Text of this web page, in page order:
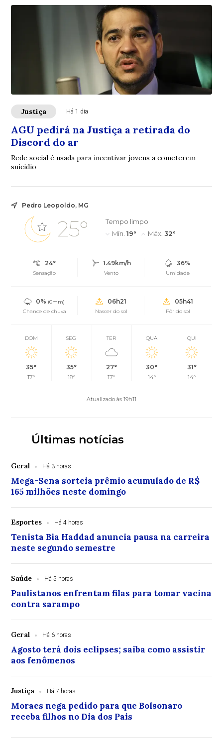
Justiça Há 1 dia
AGU pedirá na Justiça a retirada do
Discord do ar
Rede social é usada para incentivar jovens a cometerem
suicídio
Pedro Leopoldo, MG
25°
Tempo limpo
Mín. 19° Máx. 32°
24°
Sensação
1.49km/h
Vento
36%
Umidade
0% (0mm)
Chance de chuva
06h21
Nascer do sol
05h41
Pôr do sol
DOM
35°
17°
SEG
35°
18°
TER
27°
17°
QUA
30°
14°
QUI
31°
14°
Atualizado às 19h11
Últimas notícias
Geral Há 3 horas
Mega-Sena sorteia prêmio acumulado de R$
165 milhões neste domingo
Esportes Há 4 horas
Tenista Bia Haddad anuncia pausa na carreira
neste segundo semestre
Saúde Há 5 horas
Paulistanos enfrentam filas para tomar vacina
contra sarampo
Geral Há 6 horas
Agosto terá dois eclipses; saiba como assistir
aos fenômenos
Justiça Há 7 horas
Moraes nega pedido para que Bolsonaro
receba filhos no Dia dos Pais